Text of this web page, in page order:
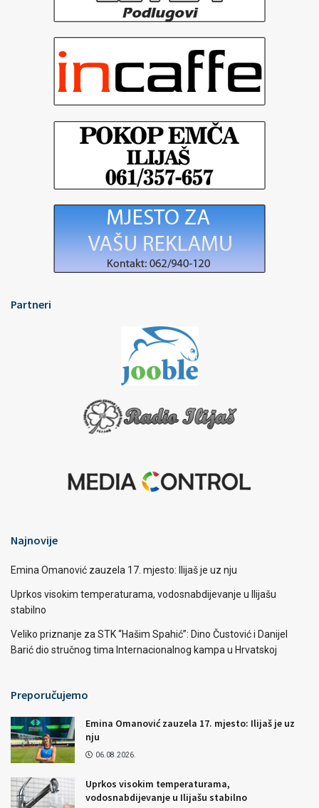
Partneri
Najnovije
Emina Omanović zauzela 17. mjesto: Ilijaš je uz nju
Uprkos visokim temperaturama, vodosnabdijevanje u Ilijašu
stabilno
Veliko priznanje za STK “Hašim Spahić”: Dino Čustović i Danijel
Barić dio stručnog tima Internacionalnog kampa u Hrvatskoj
Preporučujemo
Emina Omanović zauzela 17. mjesto: Ilijaš je uz
nju
06.08.2026.
Uprkos visokim temperaturama,
vodosnabdijevanje u Ilijašu stabilno